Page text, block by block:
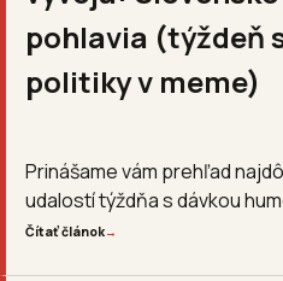
pohlavia (týždeň
politiky v meme)
Prinášame vám prehľad
udalostí týždňa s dávkou
Čítať článok→